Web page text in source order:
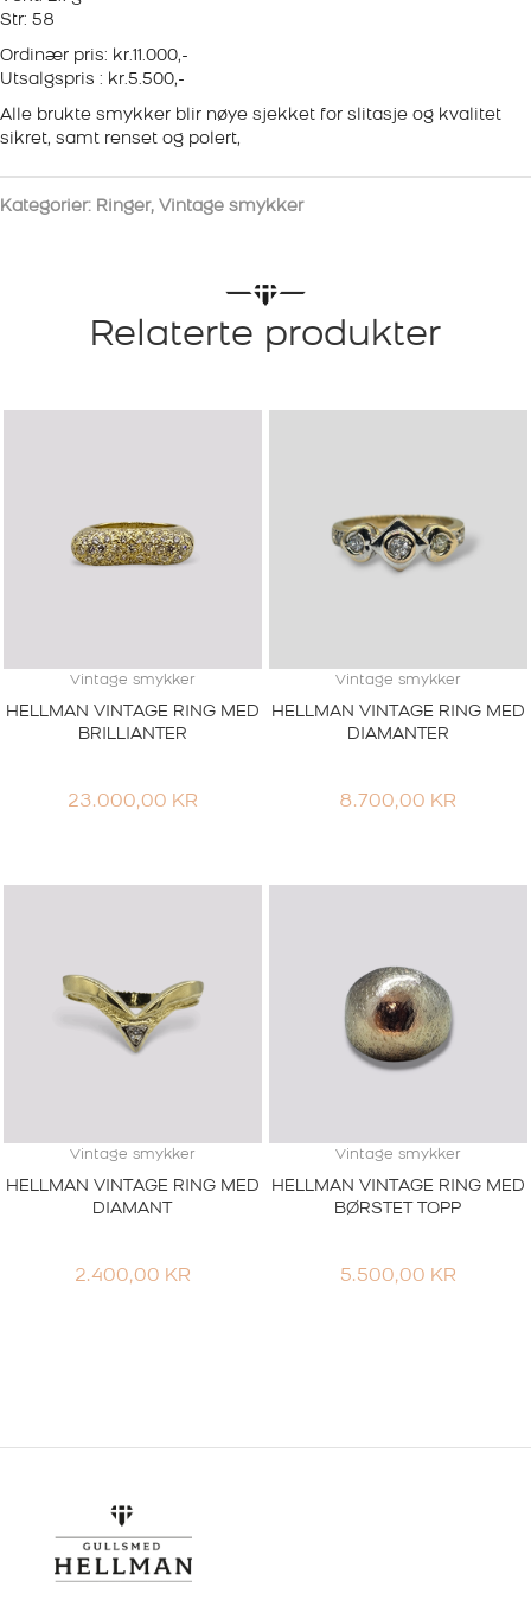
Str: 58
Ordinær pris: kr.11.000,-
Utsalgspris : kr.5.500,-
Alle brukte smykker blir nøye sjekket for slitasje og kvalitet
sikret, samt renset og polert,
Kategorier: Ringer, Vintage smykker
Relaterte produkter
Vintage smykker
HELLMAN VINTAGE RING MED
BRILLIANTER
23.000,00 KR
Vintage smykker
HELLMAN VINTAGE RING MED
DIAMANTER
8.700,00 KR
Vintage smykker
HELLMAN VINTAGE RING MED
DIAMANT
2.400,00 KR
Vintage smykker
HELLMAN VINTAGE RING MED
BØRSTET TOPP
5.500,00 KR